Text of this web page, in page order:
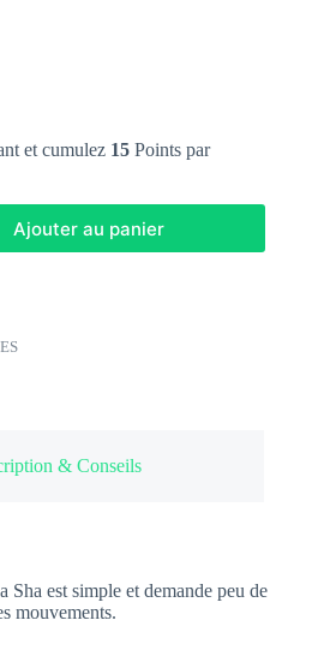
et cumulez 15 Points par
Ajouter au panier
& Conseils
Sha est simple et demande peu de
mouvements.